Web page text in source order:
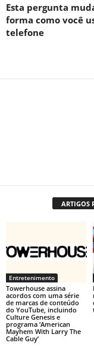
Esta pergunta
forma como você
telefone
ARTIGOS
Entretenimento
Towerhouse assina
acordos com uma série
de marcas de conteúdo
do YouTube, incluindo
Culture Genesis e
programa ‘American
Mayhem With Larry The
Cable Guy’